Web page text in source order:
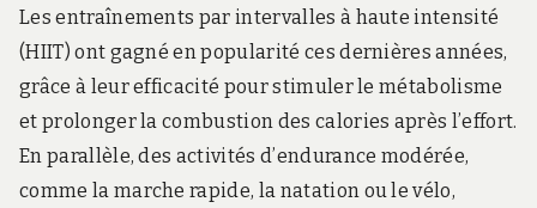
Les entraînements par intervalles à haute intensité
(HIIT) ont gagné en popularité ces dernières années,
grâce à leur efficacité pour stimuler le métabolisme
et prolonger la combustion des calories après l’effort.
En parallèle, des activités d’endurance modérée,
comme la marche rapide, la natation ou le vélo,